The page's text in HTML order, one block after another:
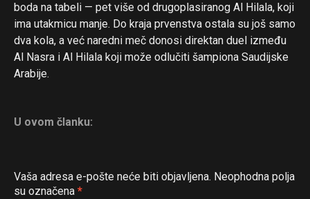
boda na tabeli — pet više od drugoplasiranog Al Hilala, koji
ima utakmicu manje. Do kraja prvenstva ostala su još samo
dva kola, a već naredni meč donosi direktan duel između
Al Nasra i Al Hilala koji može odlučiti šampiona Saudijske
Arabije.
U ovom članku:
Vaša adresa e-pošte neće biti objavljena. Neophodna polja
su označena *